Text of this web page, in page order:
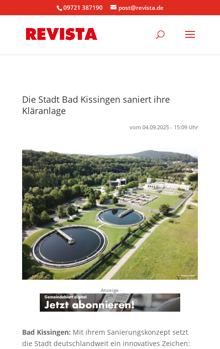
09721 387190 post@revista.de
Die Stadt Bad Kissingen saniert ihre
Kläranlage
vom 04.09.2025 - 15:09 Uhr
Anzeige
Bad Kissingen: Mit ihrem Sanierungskonzept setzt
die Stadt deutschlandweit ein innovatives Zeichen: